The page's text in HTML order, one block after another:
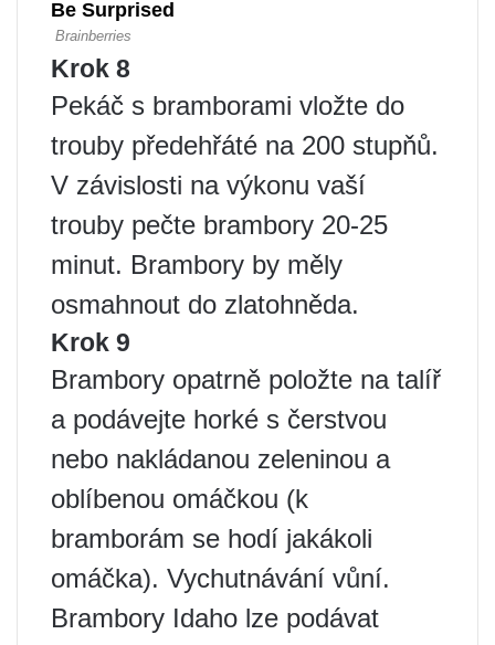
Krok 8
Pekáč s bramborami vložte do
trouby předehřáté na 200 stupňů.
V závislosti na výkonu vaší
trouby pečte brambory 20-25
minut. Brambory by měly
osmahnout do zlatohněda.
Krok 9
Brambory opatrně položte na talíř
a podávejte horké s čerstvou
nebo nakládanou zeleninou a
oblíbenou omáčkou (k
bramborám se hodí jakákoli
omáčka). Vychutnávání vůní.
Brambory Idaho lze podávat